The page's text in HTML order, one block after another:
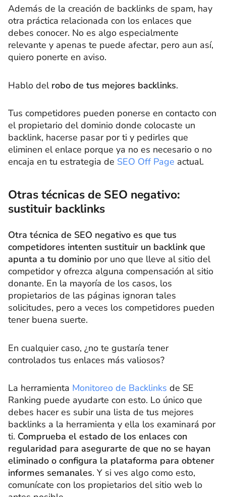
Además de la creación de backlinks de spam, hay
otra práctica relacionada con los enlaces que
debes conocer. No es algo especialmente
relevante y apenas te puede afectar, pero aun así,
quiero ponerte en aviso.
Hablo del robo de tus mejores backlinks.
Tus competidores pueden ponerse en contacto con
el propietario del dominio donde colocaste un
backlink, hacerse pasar por ti y pedirles que
eliminen el enlace porque ya no es necesario o no
encaja en tu estrategia de SEO Off Page actual.
Otras técnicas de SEO negativo:
sustituir backlinks
Otra técnica de SEO negativo es que tus
competidores intenten sustituir un backlink que
apunta a tu dominio por uno que lleve al sitio del
competidor y ofrezca alguna compensación al sitio
donante. En la mayoría de los casos, los
propietarios de las páginas ignoran tales
solicitudes, pero a veces los competidores pueden
tener buena suerte.
En cualquier caso, ¿no te gustaría tener
controlados tus enlaces más valiosos?
La herramienta Monitoreo de Backlinks de SE
Ranking puede ayudarte con esto. Lo único que
debes hacer es subir una lista de tus mejores
backlinks a la herramienta y ella los examinará por
ti. Comprueba el estado de los enlaces con
regularidad para asegurarte de que no se hayan
eliminado o configura la plataforma para obtener
informes semanales. Y si ves algo como esto,
comunícate con los propietarios del sitio web lo